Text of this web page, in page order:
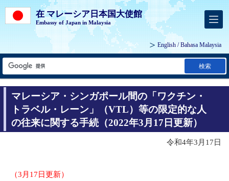
在 マレーシア日本国大使館
Embassy of Japan in Malaysia
English/Bahasa Malaysia
検索
マレーシア・シンガポール間の「ワクチン・
トラベル・レーン」（VTL）等の限定的な人
の往来に関する手続（2022年3月17日更新）
令和4年3月17日
（3月17日更新）